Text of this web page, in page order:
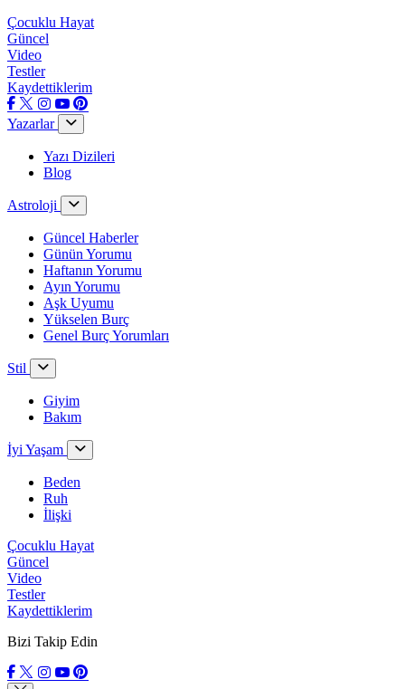
Çocuklu Hayat
Güncel
Video
Testler
Kaydettiklerim
Yazarlar
Yazı Dizileri
Blog
Astroloji
Güncel Haberler
Günün Yorumu
Haftanın Yorumu
Ayın Yorumu
Aşk Uyumu
Yükselen Burç
Genel Burç Yorumları
Stil
Giyim
Bakım
İyi Yaşam
Beden
Ruh
İlişki
Çocuklu Hayat
Güncel
Video
Testler
Kaydettiklerim
Bizi Takip Edin